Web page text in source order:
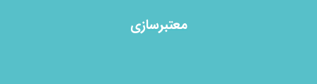
معتبرسازی